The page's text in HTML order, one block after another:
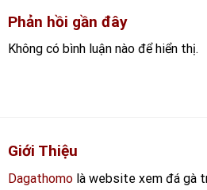
Phản hồi gần đây
Không có bình luận nào để hiển thị.
Giới Thiệu
Dagathomo là website xem đá gà